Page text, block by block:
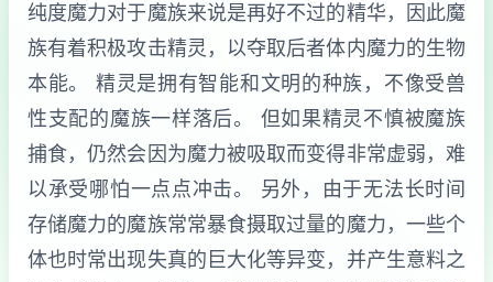
纯度魔力对于魔族来说是再好不过的精华，因此魔
族有着积极攻击精灵，以夺取后者体内魔力的生物
本能。 精灵是拥有智能和文明的种族，不像受兽
性支配的魔族一样落后。 但如果精灵不慎被魔族
捕食，仍然会因为魔力被吸取而变得非常虚弱，难
以承受哪怕一点点冲击。 另外，由于无法长时间
存储魔力的魔族常常暴食摄取过量的魔力，一些个
体也时常出现失真的巨大化等异变，并产生意料之